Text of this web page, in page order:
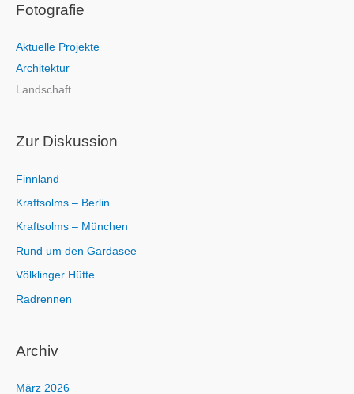
h
n
n
a
h
Fotografie
Aktuelle Projekte
Architektur
Landschaft
Zur Diskussion
Finnland
Kraftsolms – Berlin
Kraftsolms – München
Rund um den Gardasee
Völklinger Hütte
Radrennen
Archiv
März 2026